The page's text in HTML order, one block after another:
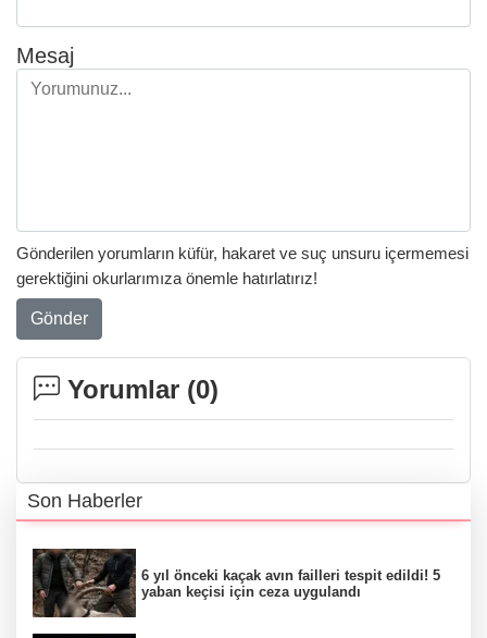
Mesaj
Gönderilen yorumların küfür, hakaret ve suç unsuru içermemesi
gerektiğini okurlarımıza önemle hatırlatırız!
Gönder
Yorumlar (0)
Son Haberler
6 yıl önceki kaçak avın failleri tespit edildi! 5
yaban keçisi için ceza uygulandı